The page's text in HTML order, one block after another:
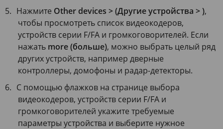
Нажмите Other devices > (Другие устройства > ),
чтобы просмотреть список видеокодеров,
устройств серии F/FA и громкоговорителей. Если
нажать more (больше), можно выбрать целый ряд
других устройств, например дверные
контроллеры, домофоны и радар-детекторы.
С помощью флажков на странице выбора
видеокодеров, устройств серии F/FA и
громкоговорителей укажите требуемые
параметры устройства и выберите нужное